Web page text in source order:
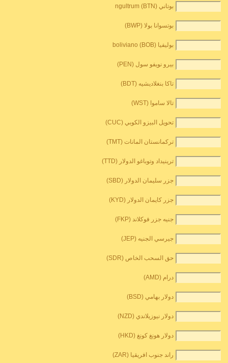
بوتاني ngultrum (BTN)
بوتسوانا بولا (BWP)
بوليفيا boliviano (BOB)
بيرو نويفو سول (PEN)
تاكا بنغلاديشيه (BDT)
تالا ساموا (WST)
تحويل البيزو الكوبي (CUC)
تركمانستان المانات (TMT)
ترينيداد وتوباغو الدولار (TTD)
جزر سليمان الدولار (SBD)
جزر كايمان الدولار (KYD)
جنيه جزر فوكلاند (FKP)
جيرسي الجنيه (JEP)
حق السحب الخاص (SDR)
درام (AMD)
دولار بهامي (BSD)
دولار نيوزيلاندي (NZD)
دولار هونغ كونغ (HKD)
راند جنوب افريقيا (ZAR)